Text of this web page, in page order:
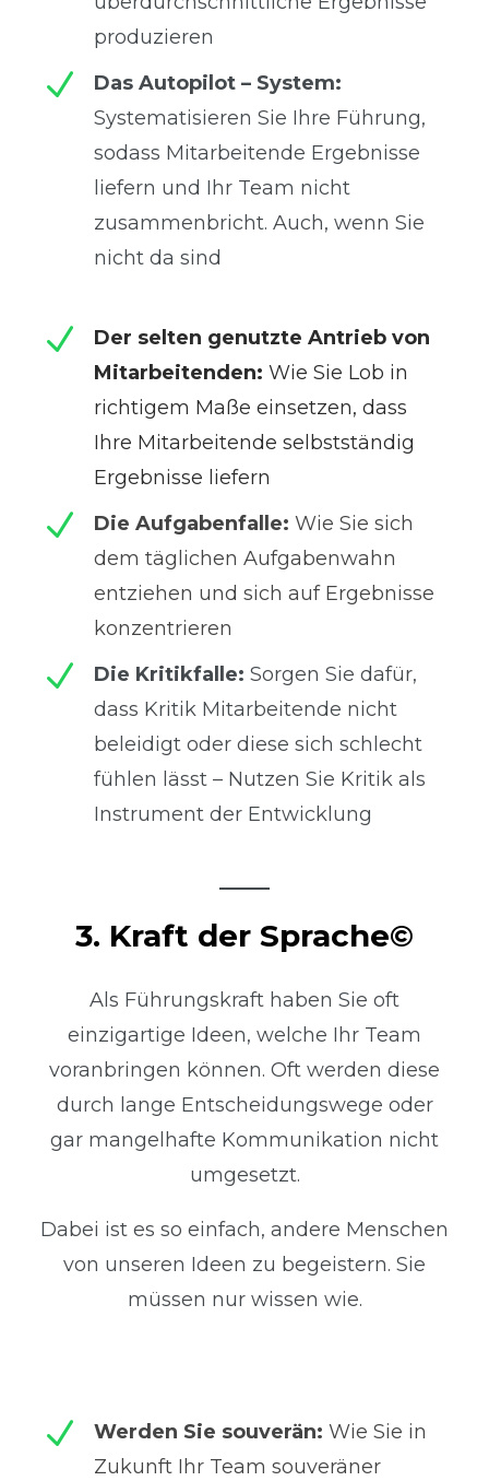
produzieren
N
Das Autopilot – System:
Systematisieren Sie Ihre Führung,
sodass Mitarbeitende Ergebnisse
liefern und Ihr Team nicht
zusammenbricht. Auch, wenn Sie
nicht da sind
N
Der selten genutzte Antrieb von
Mitarbeitenden: Wie Sie Lob in
richtigem Maße einsetzen, dass
Ihre Mitarbeitende selbstständig
Ergebnisse liefern
N Die Aufgabenfalle: Wie Sie sich
dem täglichen Aufgabenwahn
entziehen und sich auf Ergebnisse
konzentrieren
N Die Kritikfalle: Sorgen Sie dafür,
dass Kritik Mitarbeitende nicht
beleidigt oder diese sich schlecht
fühlen lässt – Nutzen Sie Kritik als
Instrument der Entwicklung
3. Kraft der Sprache©
Als Führungskraft haben Sie oft
einzigartige Ideen, welche Ihr Team
voranbringen können. Oft werden diese
durch lange Entscheidungswege oder
gar mangelhafte Kommunikation nicht
umgesetzt.
Dabei ist es so einfach, andere Menschen
von unseren Ideen zu begeistern. Sie
müssen nur wissen wie.
N Werden Sie souverän: Wie Sie in
Zukunft Ihr Team souveräner